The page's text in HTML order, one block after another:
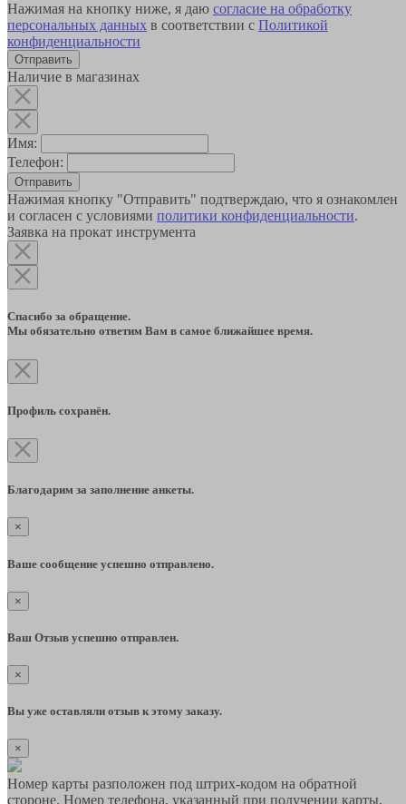
Нажимая на кнопку ниже, я даю согласие на обработку
персональных данных в соответствии с Политикой
конфиденциальности
Наличие в магазинах
Имя:
Телефон:
Отправить
Нажимая кнопку "Отправить" подтверждаю, что я ознакомлен
и согласен с условиями политики конфиденциальности.
Заявка на прокат инструмента
Спасибо за обращение.
Мы обязательно ответим Вам в самое ближайшее время.
Профиль сохранён.
Благодарим за заполнение анкеты.
×
Ваше сообщение успешно отправлено.
×
Ваш Отзыв успешно отправлен.
×
Вы уже оставляли отзыв к этому заказу.
×
Номер карты разположен под штрих-кодом на обратной
стороне. Номер телефона, указанный при получении карты,